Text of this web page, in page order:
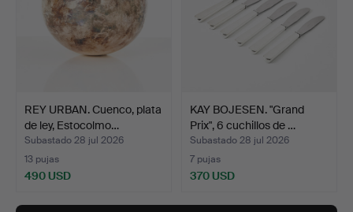
REY URBAN. Cuenco, plata
de ley, Estocolmo…
Subastado 28 jul 2026
13 pujas
490 USD
KAY BOJESEN. "Grand
Prix", 6 cuchillos de …
Subastado 28 jul 2026
7 pujas
370 USD